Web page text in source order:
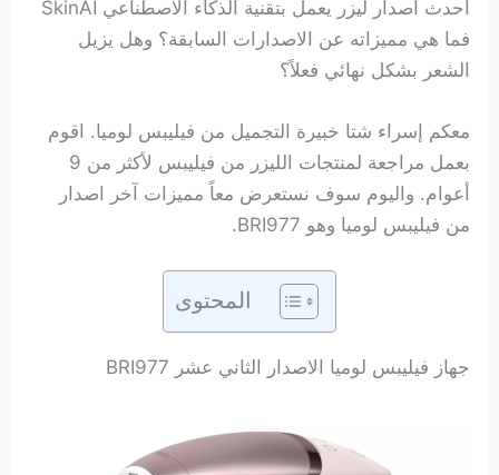
أحدث اصدار ليزر يعمل بتقنية الذكاء الاصطناعي SkinAI
فما هي مميزاته عن الاصدارات السابقة؟ وهل يزيل
الشعر بشكل نهائي فعلاً؟
معكم إسراء شتا خبيرة التجميل من فيليبس لوميا. اقوم
بعمل مراجعة لمنتجات الليزر من فيليبس لأكثر من 9
أعوام. واليوم سوف نستعرض معاً مميزات آخر اصدار
من فيليبس لوميا وهو BRI977.
المحتوى
جهاز فيليبس لوميا الاصدار الثاني عشر BRI977